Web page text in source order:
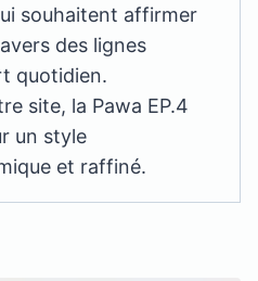
souhaitent affirmer
des lignes
quotidien.
site, la Pawa EP.4
un style
et raffiné.